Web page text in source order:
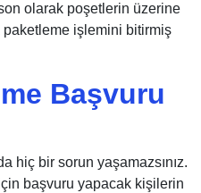
olarak poşetlerin üzerine
paketleme işlemini bitirmiş
Başvuru
hiç bir sorun yaşamazsınız.
başvuru yapacak kişilerin